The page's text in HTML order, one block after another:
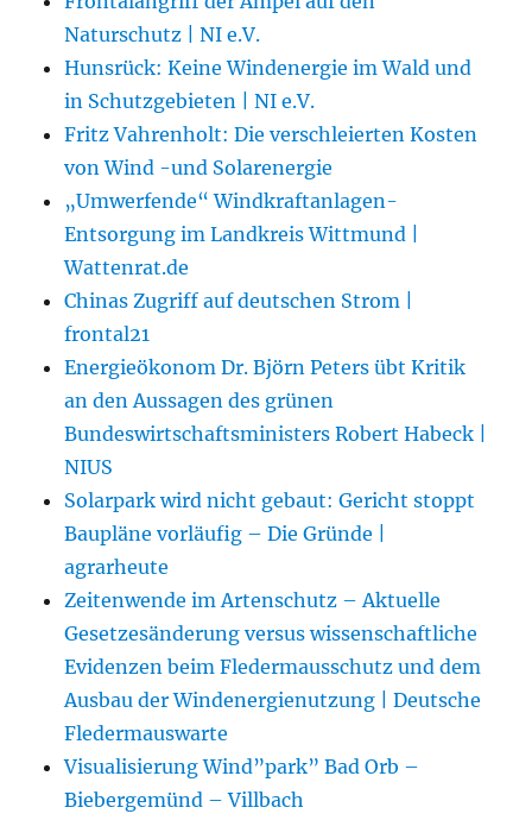
Naturschutz | NI e.V.
Hunsrück: Keine Windenergie im Wald und
in Schutzgebieten | NI e.V.
Fritz Vahrenholt: Die verschleierten Kosten
von Wind -und Solarenergie
„Umwerfende“ Windkraftanlagen-
Entsorgung im Landkreis Wittmund |
Wattenrat.de
Chinas Zugriff auf deutschen Strom |
frontal21
Energieökonom Dr. Björn Peters übt Kritik
an den Aussagen des grünen
Bundeswirtschaftsministers Robert Habeck |
NIUS
Solarpark wird nicht gebaut: Gericht stoppt
Baupläne vorläufig – Die Gründe |
agrarheute
Zeitenwende im Artenschutz – Aktuelle
Gesetzesänderung versus wissenschaftliche
Evidenzen beim Fledermausschutz und dem
Ausbau der Windenergienutzung | Deutsche
Fledermauswarte
Visualisierung Wind”park” Bad Orb –
Biebergemünd – Villbach